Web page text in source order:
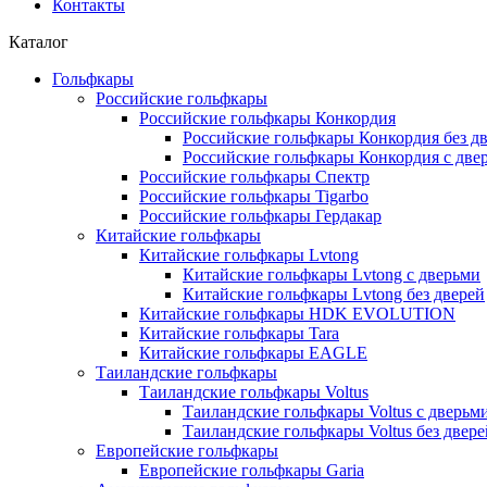
Контакты
Каталог
Гольфкары
Российские гольфкары
Российские гольфкары Конкордия
Российские гольфкары Конкордия без
Российские гольфкары Конкордия с
Российские гольфкары Спектр
Российские гольфкары Tigarbo
Российские гольфкары Гердакар
Китайские гольфкары
Китайские гольфкары Lvtong
Китайские гольфкары Lvtong с дверьми
Китайские гольфкары Lvtong без дверей
Китайские гольфкары HDK EVOLUTION
Китайские гольфкары Tara
Китайские гольфкары EAGLE
Таиландские гольфкары
Таиландские гольфкары Voltus
Таиландские гольфкары Voltus с
Таиландские гольфкары Voltus без
Европейские гольфкары
Европейские гольфкары Garia